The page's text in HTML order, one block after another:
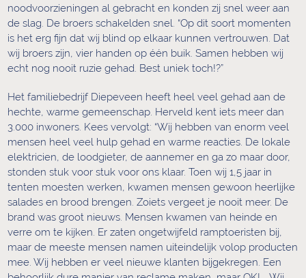
noodvoorzieningen al gebracht en konden zij snel weer aan
de slag. De broers schakelden snel. “Op dit soort momenten
is het erg fijn dat wij blind op elkaar kunnen vertrouwen. Dat
wij broers zijn, vier handen op één buik. Samen hebben wij
echt nog nooit ruzie gehad. Best uniek toch!?”
Het familiebedrijf Diepeveen heeft heel veel gehad aan de
hechte, warme gemeenschap. Herveld kent iets meer dan
3.000 inwoners. Kees vervolgt: “Wij hebben van enorm veel
mensen heel veel hulp gehad en warme reacties. De lokale
elektricien, de loodgieter, de aannemer en ga zo maar door,
stonden stuk voor stuk voor ons klaar. Toen wij 1,5 jaar in
tenten moesten werken, kwamen mensen gewoon heerlijke
salades en brood brengen. Zoiets vergeet je nooit meer. De
brand was groot nieuws. Mensen kwamen van heinde en
verre om te kijken. Er zaten ongetwijfeld ramptoeristen bij,
maar de meeste mensen namen uiteindelijk volop producten
mee. Wij hebben er veel nieuwe klanten bijgekregen. Een